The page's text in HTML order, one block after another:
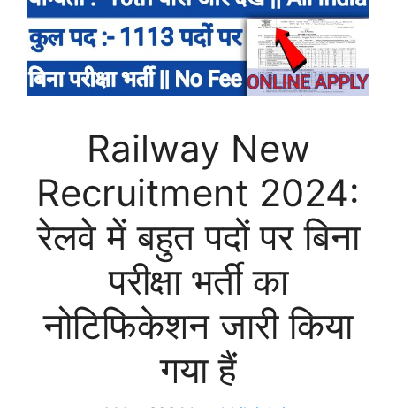
Railway New
Recruitment 2024:
रेलवे में बहुत पदों पर बिना
परीक्षा भर्ती का
नोटिफिकेशन जारी किया
गया हैं